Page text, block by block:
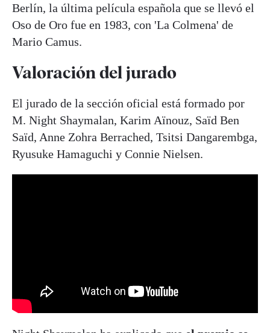
Berlín, la última película española que se llevó el
Oso de Oro fue en 1983, con 'La Colmena' de
Mario Camus.
Valoración del jurado
El jurado de la sección oficial está formado por
M. Night Shaymalan, Karim Aïnouz, Saïd Ben
Saïd, Anne Zohra Berrached, Tsitsi Dangarembga,
Ryusuke Hamaguchi y Connie Nielsen.